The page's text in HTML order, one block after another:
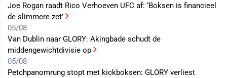
Joe Rogan raadt Rico Verhoeven UFC af: ‘Boksen is financieel
de slimmere zet’
05/08
Van Dublin naar GLORY: Akingbade schudt de
middengewichtdivisie op
05/08
Petchpanomrung stopt met kickboksen: GLORY verliest